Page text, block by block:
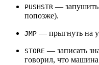
PUSHSTR — запушить
попозже).
JMP — прыгнуть на
STORE — записать
говорил, что машина